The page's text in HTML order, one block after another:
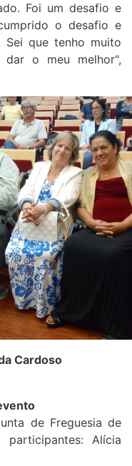
Foi um desafio e
o desafio e
que tenho muito
o meu melhor",
Cardoso
de Freguesia de
Alícia